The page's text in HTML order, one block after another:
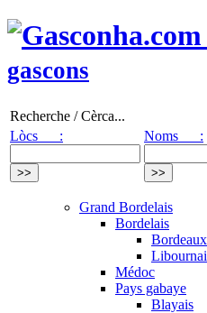
gascons
Recherche / Cèrca...
Lòcs :
Noms :
Grand Bordelais
Bordelais
Médoc
Pays gabaye
Blayais